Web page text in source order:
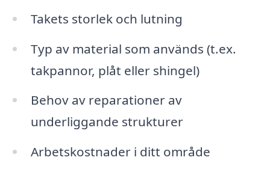
Takets storlek och lutning
Typ av material som används (t.ex.
takpannor, plåt eller shingel)
Behov av reparationer av
underliggande strukturer
Arbetskostnader i ditt område